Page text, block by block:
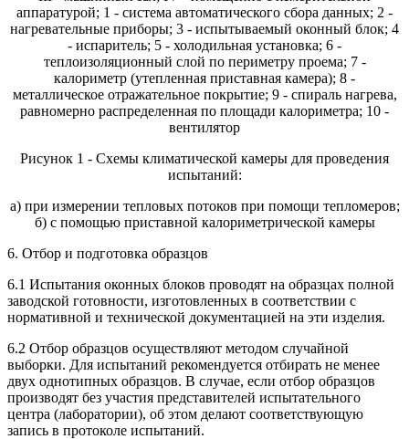
аппаратурой; 1 - система автоматического сбора данных; 2 -
нагревательные приборы; 3 - испытываемый оконный блок; 4
- испаритель; 5 - холодильная установка; 6 -
теплоизоляционный слой по периметру проема; 7 -
калориметр (утепленная приставная камера); 8 -
металлическое отражательное покрытие; 9 - спираль нагрева,
равномерно распределенная по площади калориметра; 10 -
вентилятор
Рисунок 1 - Схемы климатической камеры для проведения
испытаний:
а) при измерении тепловых потоков при помощи тепломеров;
б) с помощью приставной калориметрической камеры
6. Отбор и подготовка образцов
6.1 Испытания оконных блоков проводят на образцах полной
заводской готовности, изготовленных в соответствии с
нормативной и технической документацией на эти изделия.
6.2 Отбор образцов осуществляют методом случайной
выборки. Для испытаний рекомендуется отбирать не менее
двух однотипных образцов. В случае, если отбор образцов
производят без участия представителей испытательного
центра (лаборатории), об этом делают соответствующую
запись в протоколе испытаний.